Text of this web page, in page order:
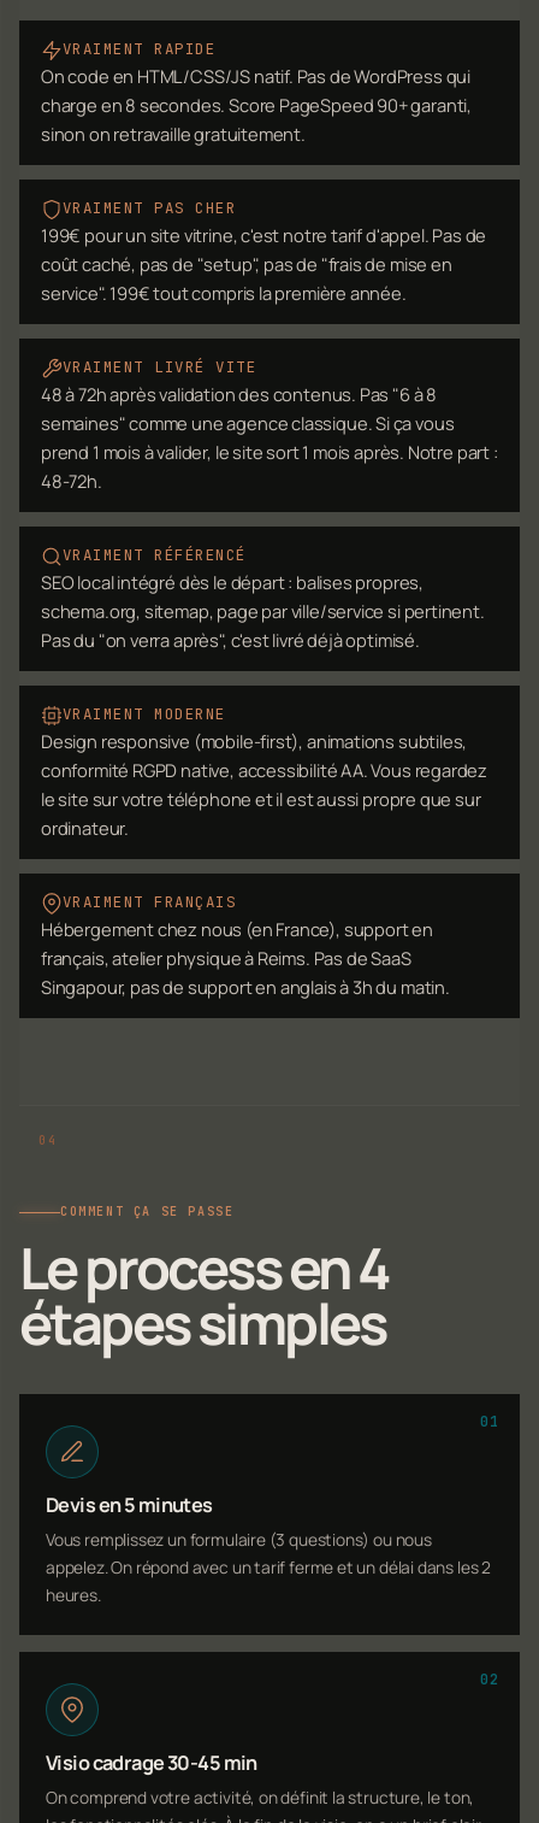
VRAIMENT RAPIDE
On code en HTML/CSS/JS natif. Pas de WordPress qui
charge en 8 secondes. Score PageSpeed 90+ garanti,
sinon on retravaille gratuitement.
VRAIMENT PAS CHER
199€ pour un site vitrine, c'est notre tarif d'appel. Pas de
coût caché, pas de "setup", pas de "frais de mise en
service". 199€ tout compris la première année.
VRAIMENT LIVRÉ VITE
48 à 72h après validation des contenus. Pas "6 à 8
semaines" comme une agence classique. Si ça vous
prend 1 mois à valider, le site sort 1 mois après. Notre part :
48-72h.
VRAIMENT RÉFÉRENCÉ
SEO local intégré dès le départ : balises propres,
schema.org, sitemap, page par ville/service si pertinent.
Pas du "on verra après", c'est livré déjà optimisé.
VRAIMENT MODERNE
Design responsive (mobile-first), animations subtiles,
conformité RGPD native, accessibilité AA. Vous regardez
le site sur votre téléphone et il est aussi propre que sur
ordinateur.
VRAIMENT FRANÇAIS
Hébergement chez nous (en France), support en
français, atelier physique à Reims. Pas de SaaS
Singapour, pas de support en anglais à 3h du matin.
COMMENT ÇA SE PASSE
Le process en 4
étapes simples
01
Devis en 5 minutes
Vous remplissez un formulaire (3 questions) ou nous
appelez. On répond avec un tarif ferme et un délai dans les 2
heures.
02
Visio cadrage 30-45 min
On comprend votre activité, on définit la structure, le ton,